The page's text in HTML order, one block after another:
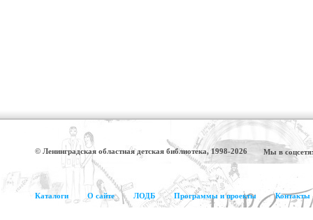
© Ленинградская областная детская библиотека, 1998-2026 Мы в
Каталоги О сайте ЛОДБ Программы и проекты Контакты